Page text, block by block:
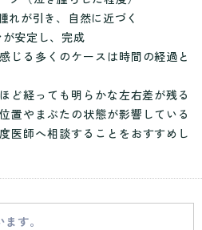
れが引き、自然に近づく
が安定し、完成
じる多くのケースは時間の経過と
ど経っても明らかな左右差が残る
置やまぶたの状態が影響している
医師へ相談することをおすすめし
す。